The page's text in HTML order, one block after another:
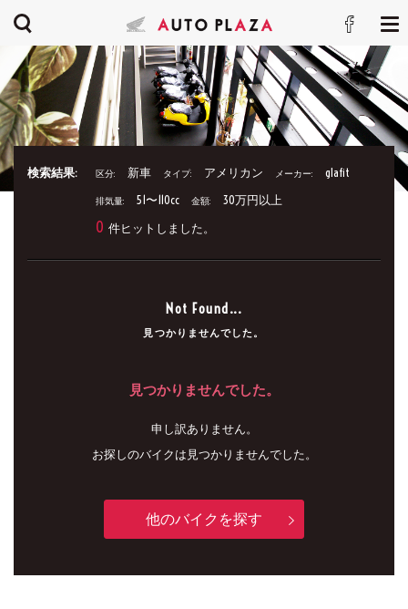
検索結果: 区分: 新車 タイプ: アメリカン メーカー: glafit
排気量: 51〜110cc 金額: 30万円以上
0 件ヒットしました。
Not Found...
見つかりませんでした。
見つかりませんでした。
申し訳ありません。
お探しのバイクは見つかりませんでした。
他のバイクを探す